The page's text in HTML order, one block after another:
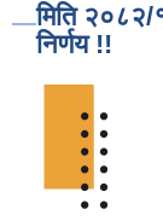
मिति २०८२/
निर्णय !!